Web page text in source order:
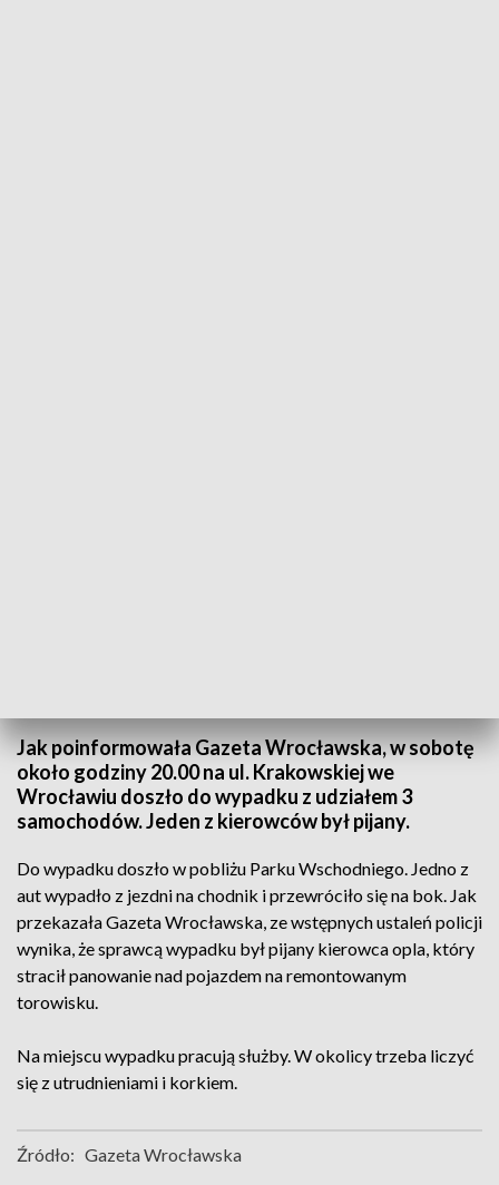
Jak poinformowała Gazeta Wrocławska, w sobotę
około godziny 20.00 na ul. Krakowskiej we
Wrocławiu doszło do wypadku z udziałem 3
samochodów. Jeden z kierowców był pijany.
Do wypadku doszło w pobliżu Parku Wschodniego. Jedno z
aut wypadło z jezdni na chodnik i przewróciło się na bok. Jak
przekazała Gazeta Wrocławska, ze wstępnych ustaleń policji
wynika, że sprawcą wypadku był pijany kierowca opla, który
stracił panowanie nad pojazdem na remontowanym
torowisku.
Na miejscu wypadku pracują służby. W okolicy trzeba liczyć
się z utrudnieniami i korkiem.
Źródło: Gazeta Wrocławska